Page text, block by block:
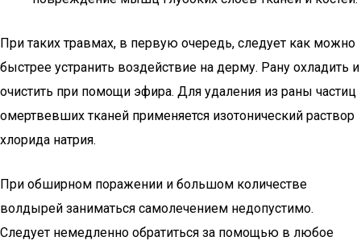
При таких травмах, в первую очередь, следует как можно
быстрее устранить воздействие на дерму. Рану охладить и
очистить при помощи эфира. Для удаления из раны частиц
омертвевших тканей применяется изотонический раствор
хлорида натрия.
При обширном поражении и большом количестве
волдырей заниматься самолечением недопустимо.
Следует немедленно обратиться за помощью в любое